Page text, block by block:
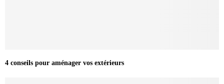
4 conseils pour aménager vos extérieurs